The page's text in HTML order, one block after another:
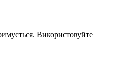
Використовуйте